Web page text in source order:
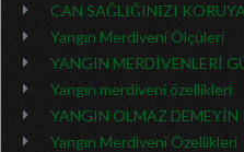
CAN SAĞLIĞINIZI
Yangın Merdiveni Ölçüleri
YANGIN MERDİVENLERİ
Yangın merdiveni özellikleri
YANGIN OLMAZ
Yangın Merdiveni Özellikleri